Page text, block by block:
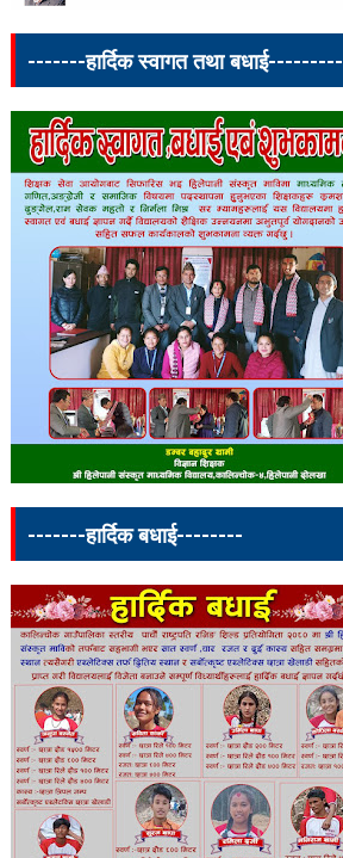
-------हार्दिक स्वागत तथा बधाई---------
-------हार्दिक बधाई--------